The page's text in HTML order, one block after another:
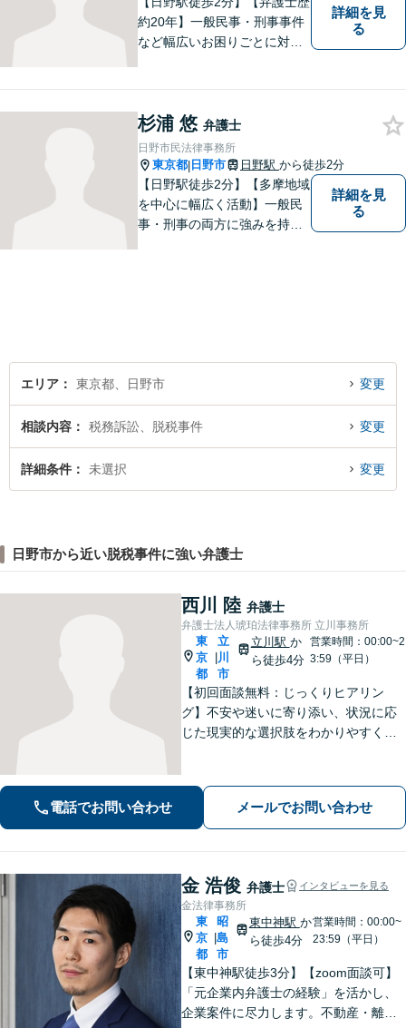
約20年】一般民事・刑事事件
など幅広いお困りごとに対応
とつの問題に真剣に向き合
い、最善の解決を目指しま
す。
詳細を見
る
杉浦 悠 弁護士
日野市民法律事務所
東京都| 日野市 日野駅 から徒歩2分
【日野駅徒歩2分】【多摩地域
を中心に幅広く活動】一般民
事・刑事の両方に強みを持つ
詳細を見
る
エリア 東京都、日野市 変更
相談内容 税務訴訟、脱税事件 変更
詳細条件 未選択 変更
日野市から近い脱税事件に強い弁護士
西川 陸 弁護士
弁護士法人琥珀法律事務所 立川事務所
東
京
都
立
川
市
立川駅 か
ら徒歩4分
営業時間：00:00~2
3:59（平日）
【初回面談無料：じっくりヒアリン
グ】不安や迷いに寄り添い、状況に応
じた現実的な選択肢をわかりやすくご
対応】【電話・オンライン面談可】
電話でお問い合わせ メールでお問い合わせ
金 浩俊 弁護士 インタビューを見る
金法律事務所
東
京
都
昭
島
市
東中神駅 か
ら徒歩4分
営業時間：00:00~
23:59（平日）
【東中神駅徒歩3分】【zoom面談可】
「元企業内弁護士の経験」を活かし、
企業案件に尽力します。不動産・離婚